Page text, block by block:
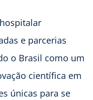
e parcerias
o Brasil como um
científica em
únicas para se